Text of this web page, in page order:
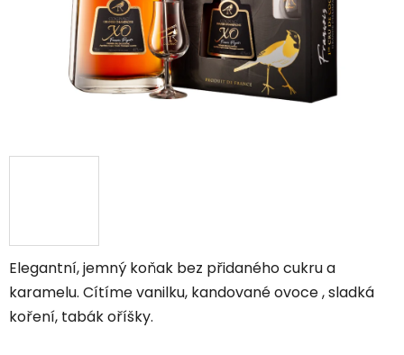
Elegantní, jemný koňak bez přidaného cukru a
karamelu. Cítíme vanilku, kandované ovoce , sladká
koření, tabák oříšky.